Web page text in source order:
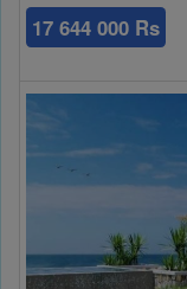
17 644 000 Rs